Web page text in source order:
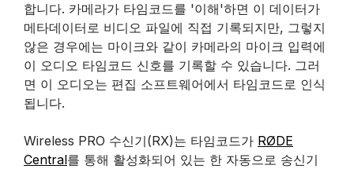
합니다. 카메라가 타임코드를 '이해'하면 이 데이터가
메타데이터로 비디오 파일에 직접 기록되지만, 그렇지
않은 경우에는 마이크와 같이 카메라의 마이크 입력에
이 오디오 타임코드 신호를 기록할 수 있습니다. 그러
면 이 오디오는 편집 소프트웨어에서 타임코드로 인식
됩니다.
Wireless PRO 수신기(RX)는 타임코드가 RØDE
Central를 통해 활성화되어 있는 한 자동으로 송신기